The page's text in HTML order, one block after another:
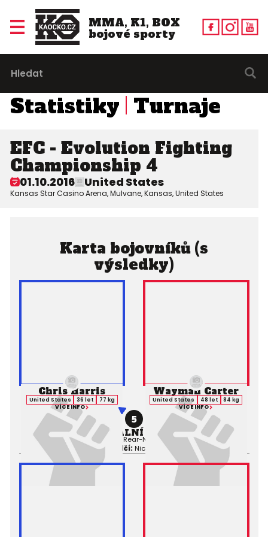
MMA, K1, BOX
bojové sporty
Statistiky Turnaje
EFC - Evolution Fighting
Championship 4
01.10.2016 United States
Kansas Star Casino Arena, Mulvane, Kansas, United States
Karta bojovníků (s
výsledky)
Chris Harris
United States 36 let
77 kg
VÍCE INFO
5
PROFESIONÁLNÍ ZÁPAS MMA
Výsledek:Submission (Rear-Naked Choke), 1. kolo 3:37,
Rozhodčí:Nick Berens
Wayman Carter
United States 48 let
84 kg
VÍCE INFO